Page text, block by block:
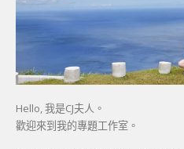
Hello, 我是CJ夫人。
歡迎來到我的專題工作室。